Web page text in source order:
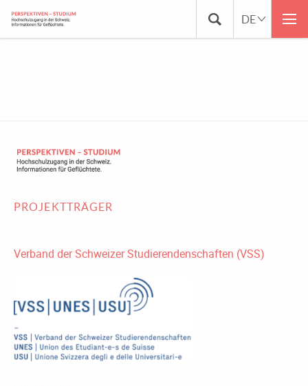
PROJEKTTRÄGER
Verband der Schweizer Studierendenschaften (VSS)